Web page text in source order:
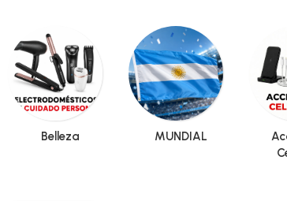
Belleza MUNDIAL